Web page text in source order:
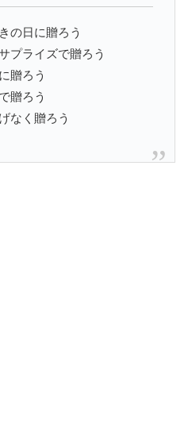
の日に贈ろう
プライズで贈ろう
贈ろう
贈ろう
なく贈ろう